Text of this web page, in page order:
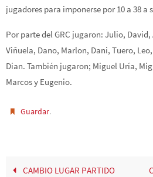
jugadores para imponerse por 10 a 38 a
Por parte del GRC jugaron: Julio,
Viñuela, Dano, Marlon, Dani, Tuero,
Dian. También jugaron; Miguel Uría,
Marcos y Eugenio.
Guardar.
CAMBIO LUGAR PARTIDO